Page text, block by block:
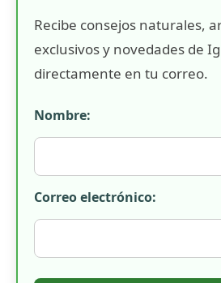
Recibe consejos naturales,
exclusivos y novedades de
directamente en tu correo.
Nombre:
Correo electrónico: